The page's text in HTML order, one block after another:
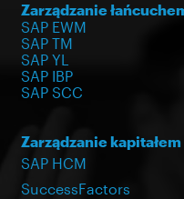
Zarządzanie
SAP EWM
SAP TM
SAP YL
SAP IBP
SAP SCC
Zarządzanie
SAP HCM
SuccessFactors